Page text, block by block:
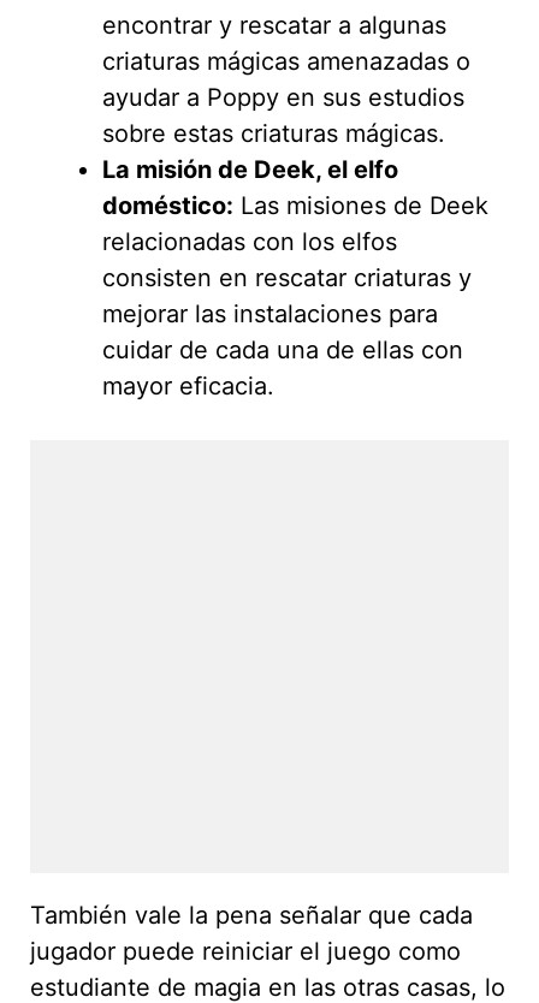
encontrar y rescatar a algunas
criaturas mágicas amenazadas o
ayudar a Poppy en sus estudios
sobre estas criaturas mágicas.
La misión de Deek, el elfo
doméstico: Las misiones de Deek
relacionadas con los elfos
consisten en rescatar criaturas y
mejorar las instalaciones para
cuidar de cada una de ellas con
mayor eficacia.
También vale la pena señalar que cada
jugador puede reiniciar el juego como
estudiante de magia en las otras casas, lo